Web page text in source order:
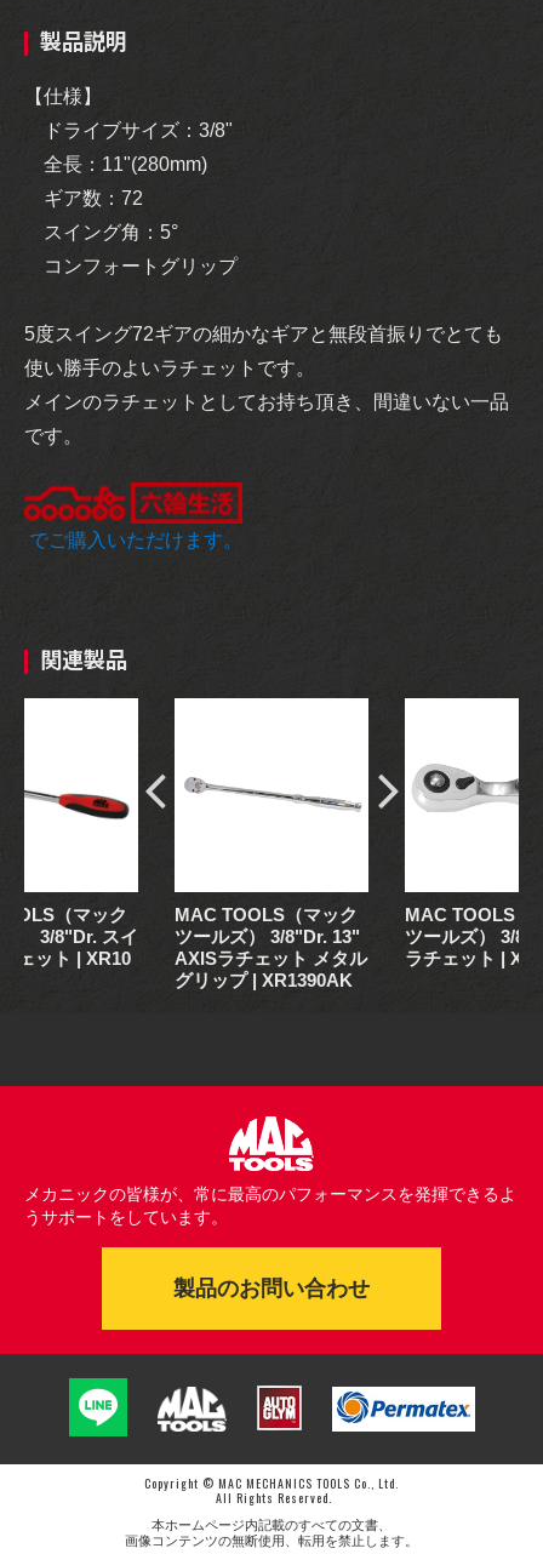
製品説明
【仕様】
ドライブサイズ：3/8"
全長：11"(280mm)
ギア数：72
スイング角：5°
コンフォートグリップ
5度スイング72ギアの細かなギアと無段首振りでとても
使い勝手のよいラチェットです。
メインのラチェットとしてお持ち頂き、間違いない一品
です。
でご購入いただけます。
関連製品
（マック
） 3/8"Dr. スイ
ェット | XR10
MAC TOOLS（マック
ツールズ） 3/8"Dr. 13"
AXISラチェット メタル
グリップ | XR1390AK
MAC TOOLS（
ツールズ） 3/
ラチェット |
メカニックの皆様が、常に最高のパフォーマンスを発揮できるよ
うサポートをしています。
製品のお問い合わせ
Copyright © MAC MECHANICS TOOLS Co., Ltd.
All Rights Reserved.
本ホームページ内記載のすべての文書、
画像コンテンツの無断使用、転用を禁止します。